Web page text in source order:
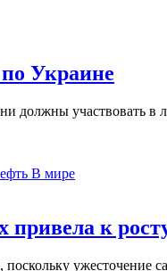
Украине
участвовать в
В мире
к